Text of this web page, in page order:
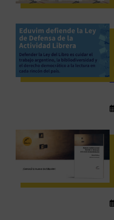
e
e
b
r
a
r